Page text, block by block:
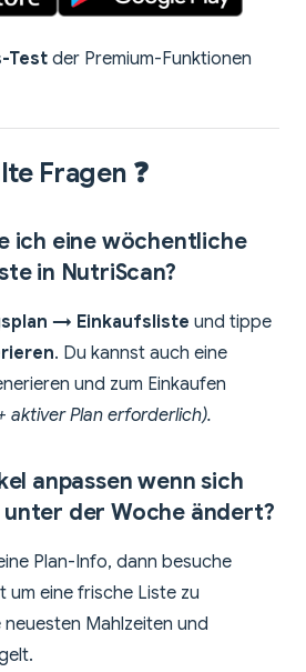
Test der Premium-Funktionen
Fragen ❓
ich eine wöchentliche
in NutriScan?
→ Einkaufsliste und tippe
. Du kannst auch eine
und zum Einkaufen
aktiver Plan erforderlich).
anpassen wenn sich
der Woche ändert?
Plan-Info, dann besuche
um eine frische Liste zu
Mahlzeiten und